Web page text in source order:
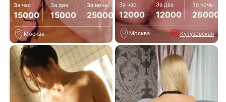
За час
15000
За два
15000
За ночь
25000
Москва
За час
12000
За два
12000
За ночь
26000
Москва Кутузовская